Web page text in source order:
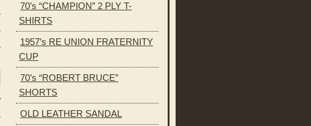
70’s “CHAMPION” 2 PLY T-
SHIRTS
1957’s RE UNION FRATERNITY
CUP
70’s “ROBERT BRUCE”
SHORTS
OLD LEATHER SANDAL